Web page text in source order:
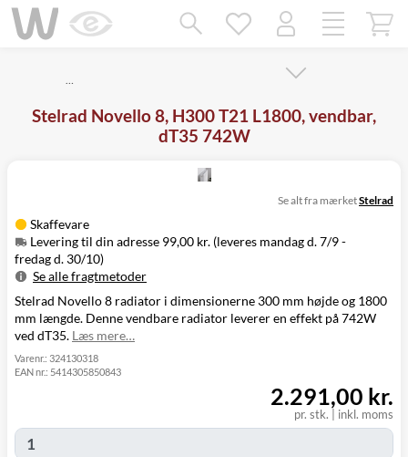
…
Stelrad Novello 8, H300 T21 L1800, vendbar,
dT35 742W
Skaffevare
Levering til din adresse 99,00 kr. (leveres mandag d. 7/9 -
fredag d. 30/10)
Se alle fragtmetoder
Metode
Pris
Leveres
Levering til
99,00 kr.
Mandag d. 7/9
Click&Collect
Se alt fra mærketStelrad
Stelrad Novello 8 radiator i dimensionerne 300 mm højde og 1800
mm længde. Denne vendbare radiator leverer en effekt på 742W
ved dT35. Læs mere…
Varenr.: 324130318
EAN nr.: 5414305850843
pr. stk. inkl. moms
2.291,00 kr.
Mangler chatten?
Ret samtykke!